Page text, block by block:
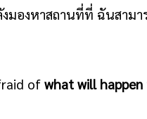
มองหาสถานที่ที่ ฉันสามา
of what will